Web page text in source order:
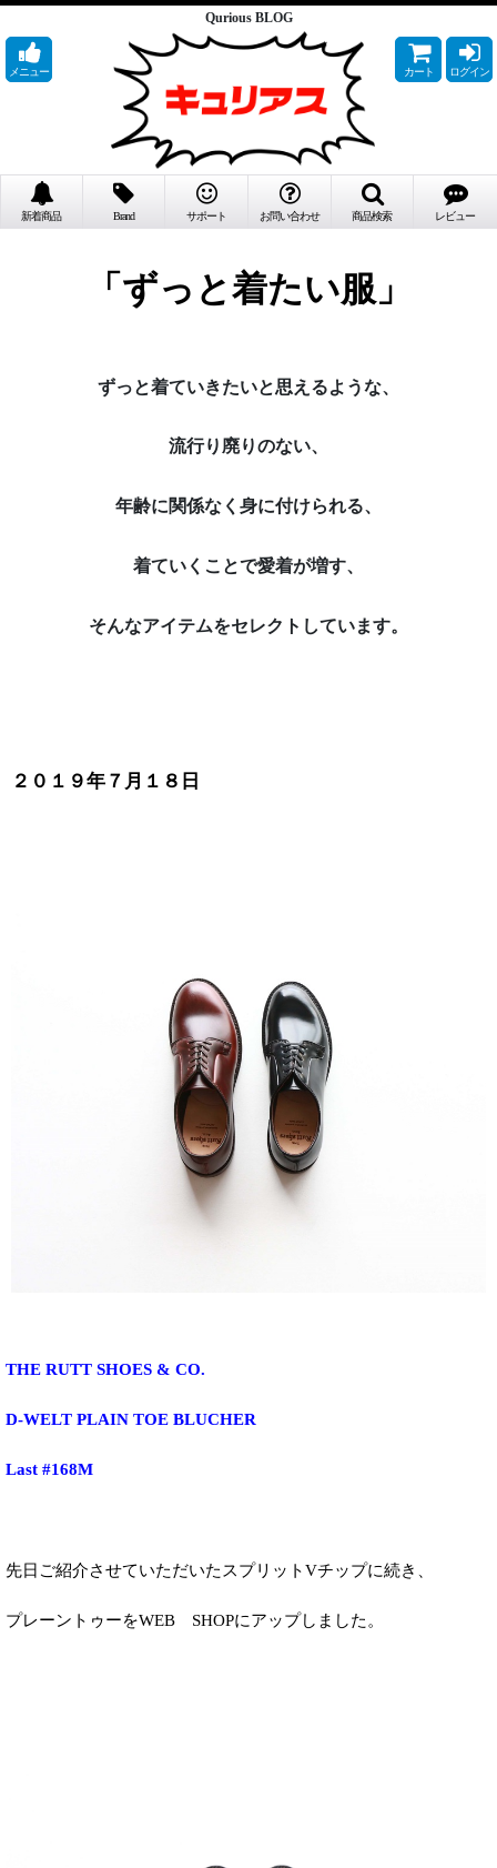
Qurious BLOG
「ずっと着たい服」
ずっと着ていきたいと思えるような、
流行り廃りのない、
年齢に関係なく身に付けられる、
着ていくことで愛着が増す、
そんなアイテムをセレクトしています。
メニュー カート ログイン
新着商品 Brand サポート お問い合わせ 商品検索 レビュー
２０１９年７月１８日
THE RUTT SHOES & CO.
D-WELT PLAIN TOE BLUCHER
Last #168M
先日ご紹介させていただいた スプリットVチップに続き、
プレーントゥーをWEB SHOPにアップしました。